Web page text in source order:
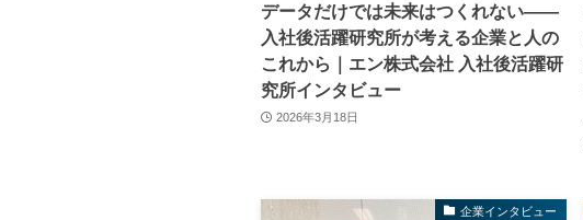
データだけでは未来はつくれない――
入社後活躍研究所が考える企業と人の
これから｜エン株式会社 入社後活躍研
究所インタビュー
2026年3月18日
企業インタビュー